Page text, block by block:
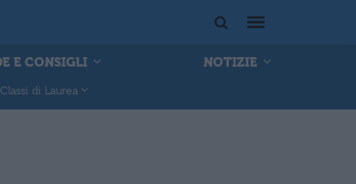
E CONSIGLI
NOTIZIE
Classi di Laurea